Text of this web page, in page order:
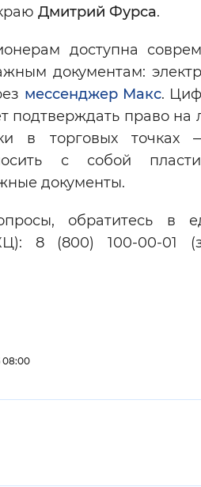
Дмитрий Фурса.
доступна
документам:
мессенджер Макс.
подтверждать право на
в торговых точках
с собой
документы.
обратитесь в
8 (800) 100-00-01